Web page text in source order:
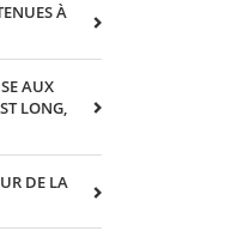
À
AUX
LONG,
DE LA